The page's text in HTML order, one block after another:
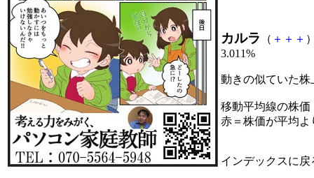
カルラ （ ＋ ＋ ＋
3.011%
動きの似ていた
移動平均線の株価
赤＝株価が平均
インデックスに戻